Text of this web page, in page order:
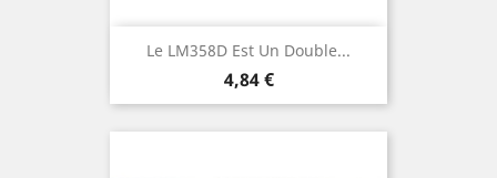
Le LM358D Est Un Double...
Prix
4,84 €